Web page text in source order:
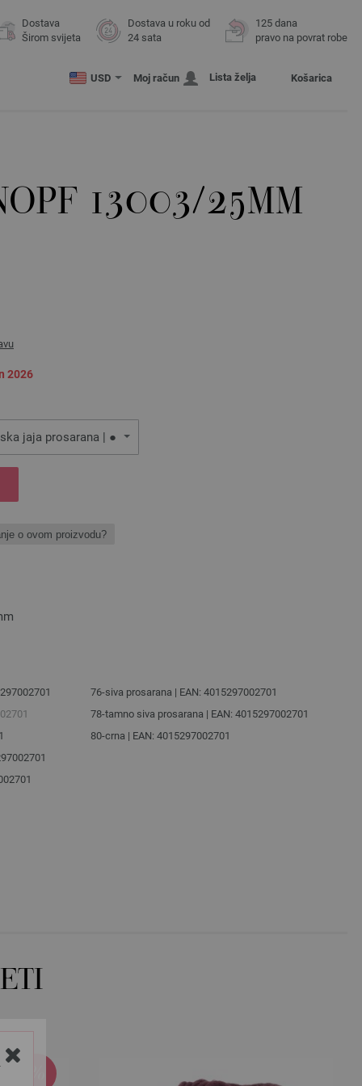
Dostava
Širom svijeta
Dostava u roku od
24 sata
125 dana
pravo na povrat robe
USD Moj račun Lista želja Košarica
13003/25MM
2026
jaja prosarana | ●
o ovom proizvodu?
76-siva prosarana | EAN: 4015297002701
78-tamno siva prosarana | EAN: 4015297002701
80-crna | EAN: 4015297002701